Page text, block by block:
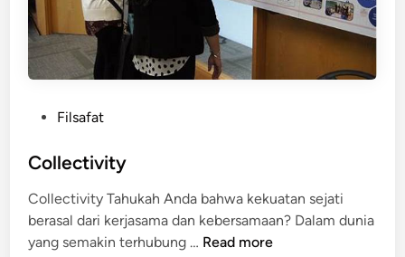
s
e
d
i
Filsafat
Collectivity
Collectivity Tahukah Anda bahwa kekuatan sejati
berasal dari kerjasama dan kebersamaan? Dalam dunia
yang semakin terhubung … C
Read more